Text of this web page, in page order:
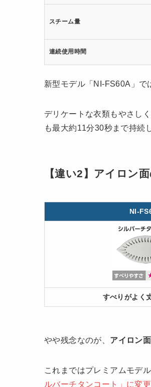
スチーム量
連続使用時間
新型モデル「NI-FS60A」で
デリケートな衣類もやさし
も最大約11分30秒まで持続
【違い2】アイロン
NI-
すべりがよく
やや残念なのが、 アイロン
これまではプレミアムモデ
ルバーチタンコート」に変更